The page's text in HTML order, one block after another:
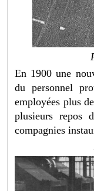
En 1900 une
du personnel
employées plus
plusieurs repos
compagnies